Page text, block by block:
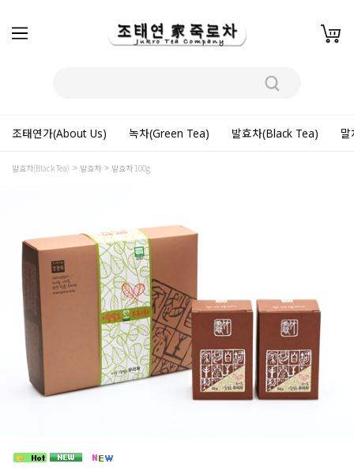
조태연가(About Us) 녹차(Green Tea) 발효차(Black Tea)
발효차(Black Tea) 발효차 발효차 100g